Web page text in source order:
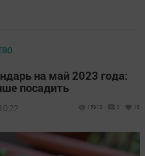
на май 2023 года:
посадить
15918 0 18